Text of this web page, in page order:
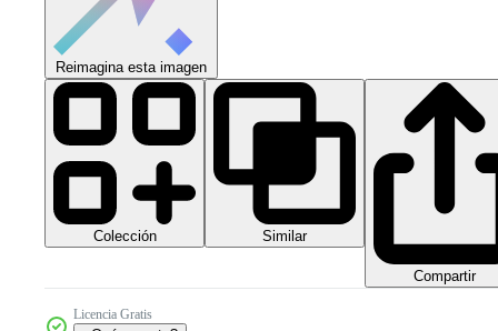
Reimagina esta imagen
Colección Similar
Compartir
Licencia Gratis